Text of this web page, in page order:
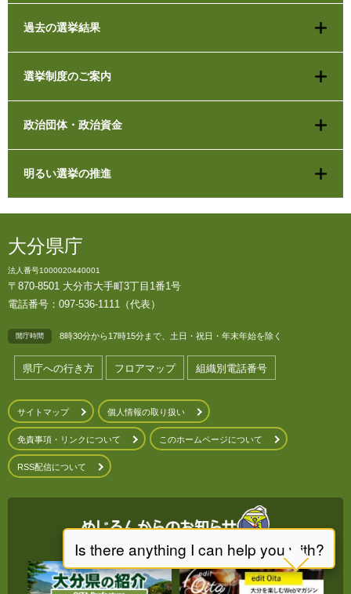
過去の選挙結果
選挙制度のご案内
政治団体・政治資金
明るい選挙の推進
大分県庁
法人番号1000020440001
〒870-8501 大分市大手町3丁目1番1号
電話番号：097-536-1111（代表）
開庁時間 8時30分から17時15分まで、土日・祝日・年末年始を除く
県庁への行き方 フロアマップ 組織別電話番号
サイトマップ 個人情報の取り扱い
免責事項・リンクについて このホームページについて
RSS配信について